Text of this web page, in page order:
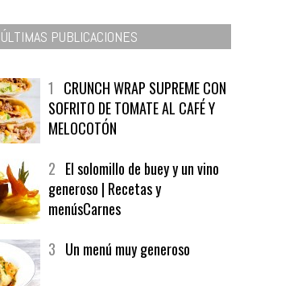
ÚLTIMAS PUBLICACIONES
SOFRITO DE TOMATE AL CAFÉ Y
MELOCOTÓN
generoso | Recetas y